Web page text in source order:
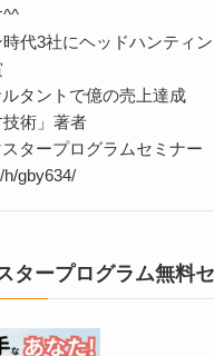
^^
代3社にヘッドハンティ
タントで億の売上達成
術」著者
タープログラムセミナー
h/gby634/
タープログラム無料